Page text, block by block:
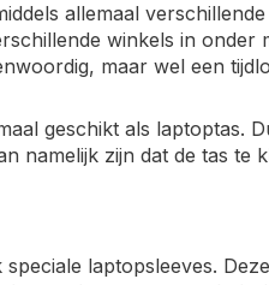
allemaal
winkels in
maar wel een
geschikt als
namelijk zijn dat de tas te
laptopsleeves.